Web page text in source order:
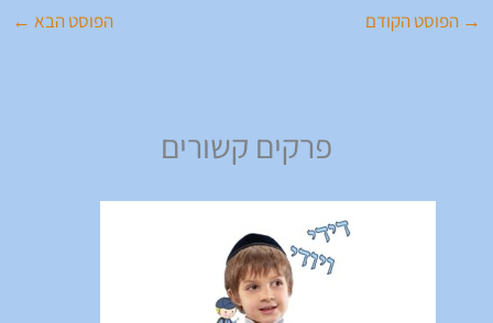
→ הפוסט הקודם הפוסט הבא ←
פרקים קשורים